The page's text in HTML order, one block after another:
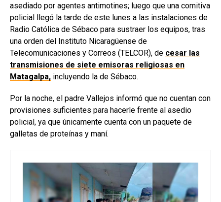
asediado por agentes antimotines; luego que una comitiva
policial llegó la tarde de este lunes a las instalaciones de
Radio Católica de Sébaco para sustraer los equipos, tras
una orden del Instituto Nicaragüense de
Telecomunicaciones y Correos (TELCOR), de cesar las
transmisiones de siete emisoras religiosas en
Matagalpa, incluyendo la de Sébaco.
Por la noche, el padre Vallejos informó que no cuentan con
provisiones suficientes para hacerle frente al asedio
policial, ya que únicamente cuenta con un paquete de
galletas de proteínas y maní.